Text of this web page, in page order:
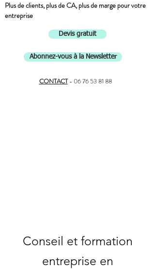
Plus de clients, plus de CA, plus de marge pour votre
entreprise
Devis gratuit
Abonnez-vous à la Newsletter
CONTACT- 06 76 53 81 88
Conseil et formation
entreprise en